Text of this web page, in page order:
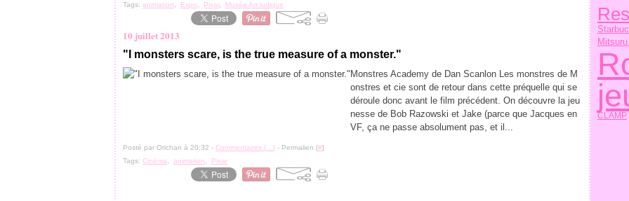
Tags: animation Expo Pixar, Musée Art ludique
10 juillet 2013
"I monsters scare, is the true measure of a monster."
Monstres Academy de Dan Scanlon Les monstres de M
onstres et cie sont de retour dans cette préquelle qui se
déroule donc avant le film précédent. On découvre la jeu
nesse de Bob Razowski et Jake (parce que Jacques en
VF, ça ne passe absolument pas, et il...
Posté par Orichan à 20:32 - Commentaires [ ] - Permalien [#]
Tags: Cinéma animation Pixar
CLAMP